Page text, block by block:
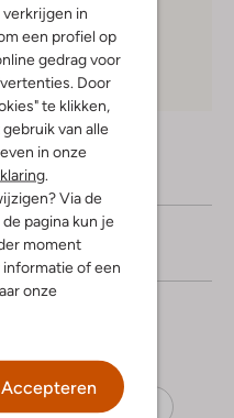
in
een profiel op
gedrag voor
Door
te klikken,
van alle
in onze
.
Via de
pagina kun je
moment
of een
onze
Accepteren
dagen*
Polyamide